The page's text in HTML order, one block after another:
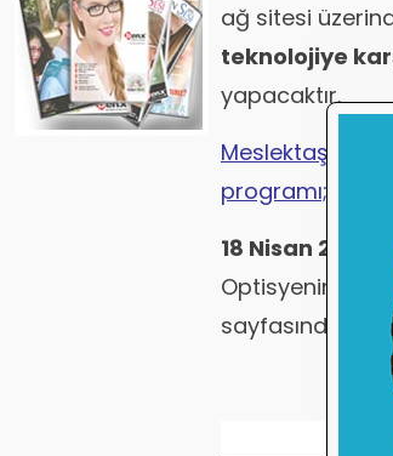
ağ sitesi
teknolojiye
yapacaktır.
programı;
18 Nisan 2020
OptisyeninSesi
sayfasından